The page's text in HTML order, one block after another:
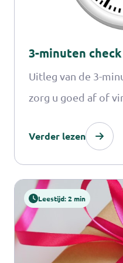
3-minuten
Uitleg van de 3-
zorg u goed af of
Verder lezen
Leestijd: 2 min